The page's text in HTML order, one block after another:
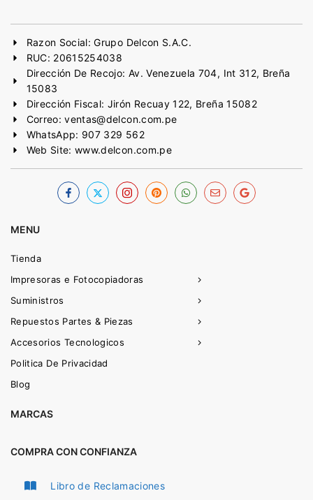
Razon Social: Grupo Delcon S.A.C.
RUC: 20615254038
Dirección De Recojo: Av. Venezuela 704, Int 312, Breña
15083
Dirección Fiscal: Jirón Recuay 122, Breña 15082
Correo: ventas@delcon.com.pe
WhatsApp: 907 329 562
Web Site: www.delcon.com.pe
MENU
Tienda
Impresoras e Fotocopiadoras
Suministros
Repuestos Partes & Piezas
Accesorios Tecnologicos
Politica De Privacidad
Blog
MARCAS
COMPRA CON CONFIANZA
Libro de Reclamaciones